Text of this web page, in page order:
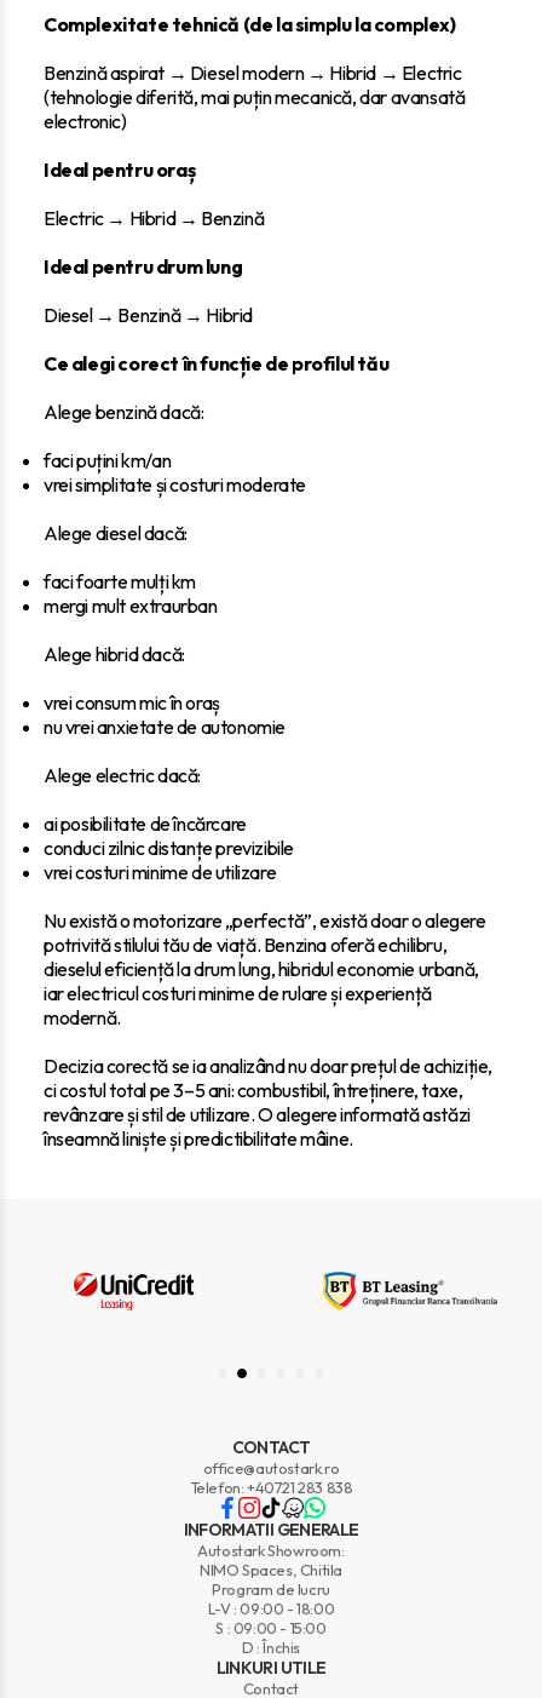
Complexitate tehnică (de la simplu la complex)
Benzină aspirat → Diesel modern → Hibrid → Electric
(tehnologie diferită, mai puțin mecanică, dar avansată
electronic)
Ideal pentru oraș
Electric → Hibrid → Benzină
Ideal pentru drum lung
Diesel → Benzină → Hibrid
Ce alegi corect în funcție de profilul tău
Alege benzină dacă:
faci puțini km/an
vrei simplitate și costuri moderate
Alege diesel dacă:
faci foarte mulți km
mergi mult extraurban
Alege hibrid dacă:
vrei consum mic în oraș
nu vrei anxietate de autonomie
Alege electric dacă:
ai posibilitate de încărcare
conduci zilnic distanțe previzibile
vrei costuri minime de utilizare
Nu există o motorizare „perfectă”, există doar o alegere
potrivită stilului tău de viață. Benzina oferă echilibru,
dieselul eficiență la drum lung, hibridul economie urbană,
iar electricul costuri minime de rulare și experiență
modernă.
Decizia corectă se ia analizând nu doar prețul de achiziție,
ci costul total pe 3–5 ani: combustibil, întreținere, taxe,
revânzare și stil de utilizare. O alegere informată astăzi
înseamnă liniște și predictibilitate mâine.
CONTACT
office@autostark.ro
Telefon: +40721 283 838
INFORMATII GENERALE
Autostark Showroom:
NIMO Spaces, Chitila
Program de lucru
L-V : 09:00 - 18:00
S : 09:00 - 15:00
D : Închis
LINKURI UTILE
Contact